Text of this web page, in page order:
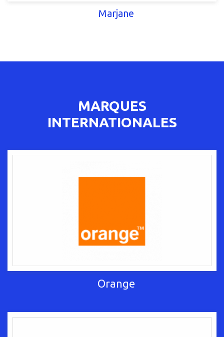
Marjane
MARQUES
INTERNATIONALES
Orange